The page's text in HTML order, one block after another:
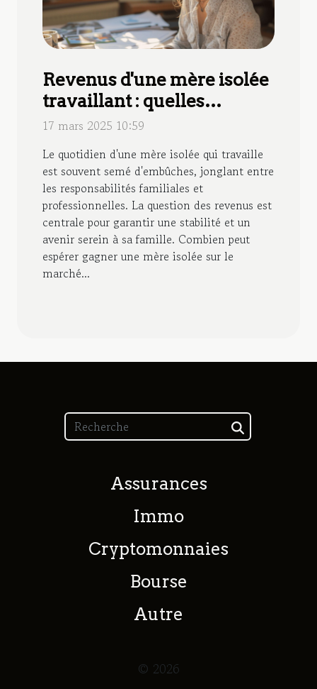
Revenus d'une mère isolée
travaillant : quelles
sommes peut-elle espérer
17 mars 2025 10:59
Le quotidien d'une mère isolée qui travaille
est souvent semé d'embûches, jonglant entre
les responsabilités familiales et
professionnelles. La question des revenus est
centrale pour garantir une stabilité et un
avenir serein à sa famille. Combien peut
espérer gagner une mère isolée sur le
marché...
Assurances
Immo
Cryptomonnaies
Bourse
Autre
© 2026